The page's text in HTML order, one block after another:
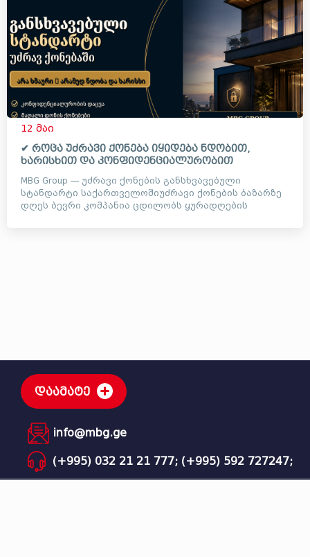
12 მაი
✔ როცა უძრავი ქონება იყიდება ნდობით,
ხარისხით და კონფიდენციალურობით
MBG Group — უძრავი ქონების განსხვავებული
სტანდარტი საქართველოშიუძრავი ქონების ბაზარზე
დღეს ბევრი კომპანია ცდილობს ყურადღების
დაამატე
info@mbg.ge
(+995) 032 21 21 777; (+995) 592 727247;